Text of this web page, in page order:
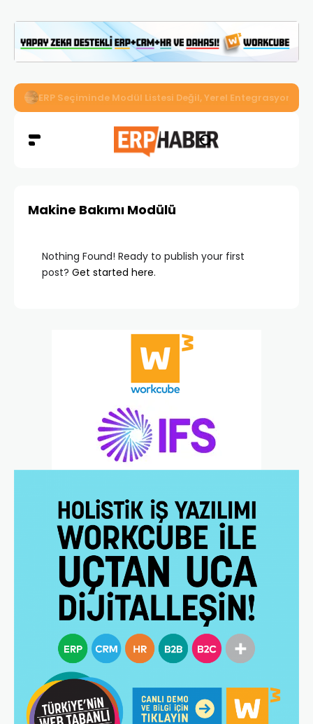
İkizler Aydınlatma, Workcube ERP ile Üretim, Satış ve
Makine Bakımı Modülü
Nothing Found! Ready to publish your first
post? Get started here.